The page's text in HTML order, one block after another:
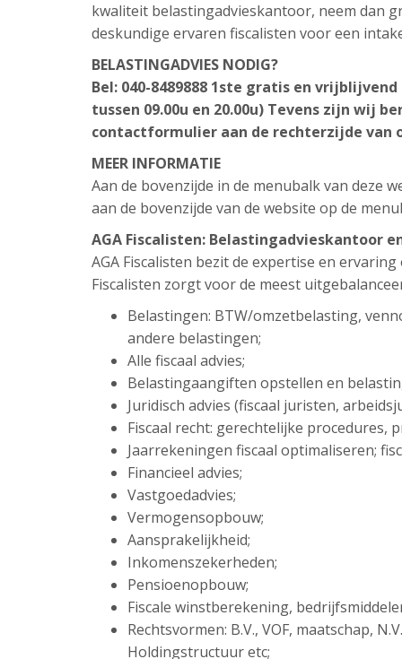
kwaliteit belastingadvieskantoor, neem dan
deskundige ervaren fiscalisten voor een
BELASTINGADVIES NODIG?
Bel: 040-8489888 1ste gratis en
tussen 09.00u en 20.00u) Tevens zijn wij
contactformulier aan de rechterzijde van
MEER INFORMATIE
Aan de bovenzijde in de menubalk van deze
aan de bovenzijde van de website op de
AGA Fiscalisten: Belastingadvieskantoor
AGA Fiscalisten bezit de expertise en
Fiscalisten zorgt voor de meest
Belastingen: BTW/omzetbelasting,
andere belastingen;
Alle fiscaal advies;
Belastingaangiften opstellen en
Juridisch advies (fiscaal juristen,
Fiscaal recht: gerechtelijke procedures,
Jaarrekeningen fiscaal optimaliseren;
Financieel advies;
Vastgoedadvies;
Vermogensopbouw;
Aansprakelijkheid;
Inkomenszekerheden;
Pensioenopbouw;
Fiscale winstberekening,
Rechtsvormen: B.V., VOF, maatschap,
Holdingstructuur etc;